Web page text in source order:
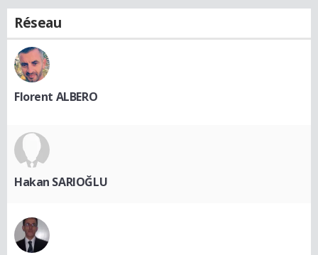
Réseau
Florent ALBERO
Hakan SARIOĞLU